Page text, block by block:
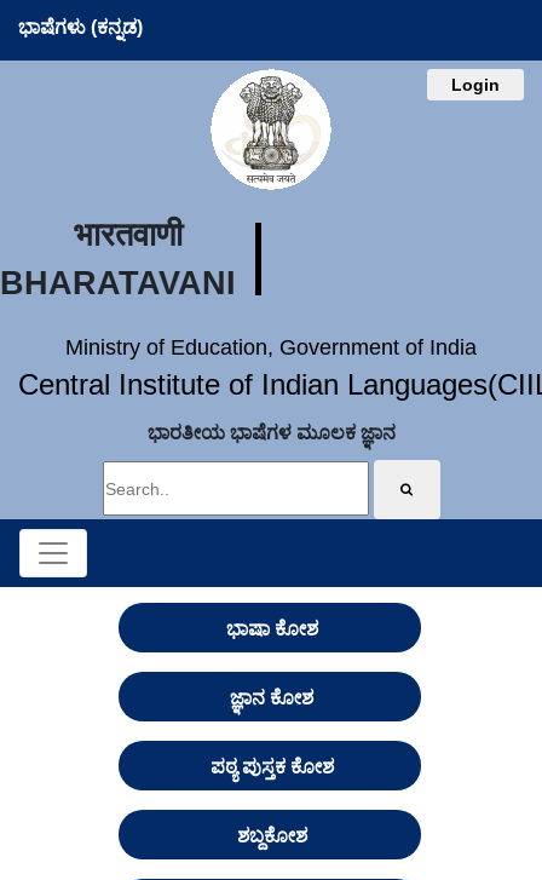
ಭಾಷೆಗಳು (ಕನ್ನಡ)
Login
भारतवाणी
BHARATAVANI
Ministry of Education, Government of India
Central Institute of Indian
ಭಾರತೀಯ ಭಾಷೆಗಳ ಮೂಲಕ ಜ್ಞಾನ
ಭಾಷಾ ಕೋಶ
ಜ್ಞಾನ ಕೋಶ
ಪಠ್ಯ ಪುಸ್ತಕ ಕೋಶ
ಶಬ್ದಕೋಶ